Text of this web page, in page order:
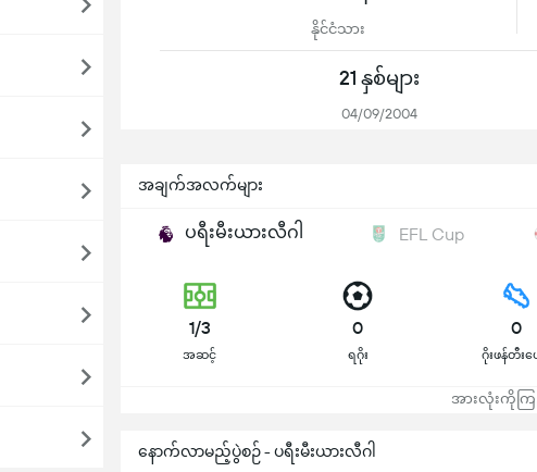
နိုင်ငံသား
21 နှစ်များ
04/09/2004
အချက်အလက်များ
ပရီးမီးယားလီဂါ EFL Cup
1/3
အဆင့်
0
ရဂိုး
0
ဂိုးဖန်တီးပ
အားလုံးကိုက
နောက်လာမည့်ပွဲစဉ် - ပရီးမီးယားလီဂါ